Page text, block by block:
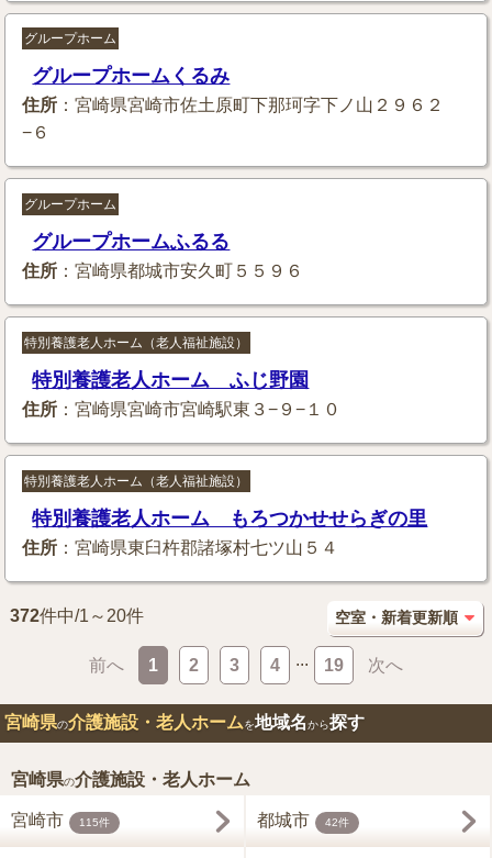
グループホーム
グループホームくるみ
住所 ：宮崎県宮崎市佐土原町下那珂字下ノ山２９６２
−６
グループホーム
グループホームふるる
住所 ：宮崎県都城市安久町５５９６
特別養護老人ホーム（老人福祉施設）
特別養護老人ホーム ふじ野園
住所 ：宮崎県宮崎市宮崎駅東３−９−１０
特別養護老人ホーム（老人福祉施設）
特別養護老人ホーム もろつかせせらぎの里
住所 ：宮崎県東臼杵郡諸塚村七ツ山５４
372件中/1～20件
前へ 1 2 3 4 ... 19 次へ
宮崎県の介護施設・老人ホームを地域名から探す
宮崎県の介護施設・老人ホーム
宮崎市 115件 都城市 42件